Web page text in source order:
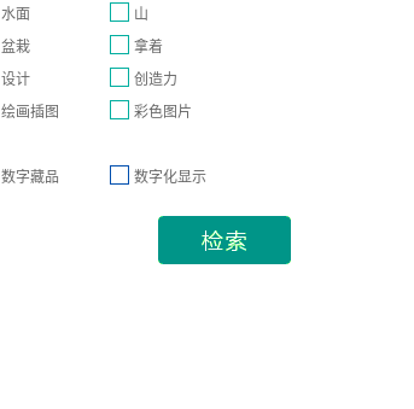
水面
山
盆栽
拿着
设计
创造力
绘画插图 彩色图片
数字藏品 数字化显示